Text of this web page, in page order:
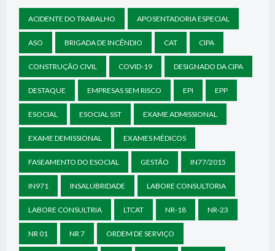
ACIDENTE DO TRABALHO APOSENTADORIA ESPECIAL
ASO BRIGADA DE INCÊNDIO CAT CIPA
CONSTRUÇÃO CIVIL COVID-19 DESIGNADO DA CIPA
DESTAQUE EMPRESAS SEM RISCO EPI EPP
ESOCIAL ESOCIAL SST EXAME ADMISSIONAL
EXAME DEMISSIONAL EXAMES MÉDICOS
FASEAMENTO DO ESOCIAL GESTÃO IN77/2015
IN971 INSALUBRIDADE LABORE CONSULTORIA
LABORE CONSULTRIA LTCAT NR-18 NR-23
NR 01 NR 7 ORDEM DE SERVIÇO